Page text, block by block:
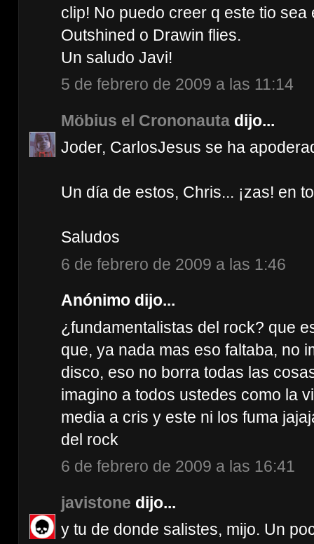
clip! No puedo creer q este tio sea
Outshined o Drawin flies.
Un saludo Javi!
5 de febrero de 2009 a las 11:14
Möbius el Crononauta dijo...
Joder, CarlosJesus se ha
Un día de estos, Chris... ¡zas! en
Saludos
6 de febrero de 2009 a las 1:46
Anónimo dijo...
¿fundamentalistas del rock? que
que, ya nada mas eso faltaba, no
disco, eso no borra todas las
imagino a todos ustedes como la
media a cris y este ni los fuma
del rock
6 de febrero de 2009 a las 16:41
javistone dijo...
y tu de donde salistes, mijo. Un